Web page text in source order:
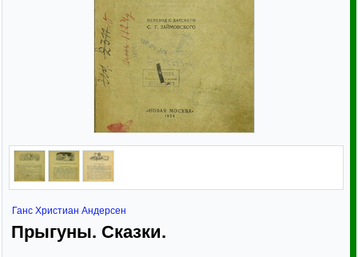
Ганс Христиан Андерсен
Прыгуны. Сказки.